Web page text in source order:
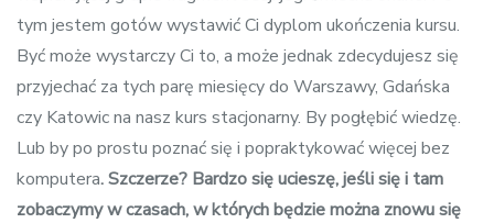
tym jestem gotów wystawić Ci dyplom ukończenia kursu.
Być może wystarczy Ci to, a może jednak zdecydujesz się
przyjechać za tych parę miesięcy do Warszawy, Gdańska
czy Katowic na nasz kurs stacjonarny. By pogłębić wiedzę.
Lub by po prostu poznać się i popraktykować więcej bez
komputera. Szczerze? Bardzo się ucieszę, jeśli się i tam
zobaczymy w czasach, w których będzie można znowu się